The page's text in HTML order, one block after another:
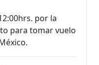
por la
para tomar vuelo